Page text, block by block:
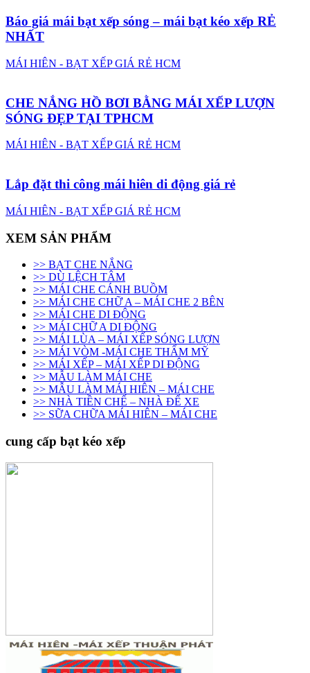
Báo giá mái bạt xếp sóng – mái bạt kéo xếp RẺ
NHẤT
MÁI HIÊN - BẠT XẾP GIÁ RẺ HCM
CHE NẮNG HỒ BƠI BẰNG MÁI XẾP LƯỢN
SÓNG ĐẸP TẠI TPHCM
MÁI HIÊN - BẠT XẾP GIÁ RẺ HCM
Lắp đặt thi công mái hiên di động giá rẻ
MÁI HIÊN - BẠT XẾP GIÁ RẺ HCM
XEM SẢN PHẨM
>> BẠT CHE NẮNG
>> DÙ LỆCH TÂM
>> MÁI CHE CÁNH BUỒM
>> MÁI CHE CHỮ A – MÁI CHE 2 BÊN
>> MÁI CHE DI ĐỘNG
>> MÁI CHỮ A DI ĐỘNG
>> MÁI LÙA – MÁI XẾP SÓNG LƯỢN
>> MÁI VÒM -MÁI CHE THẨM MỸ
>> MÁI XẾP – MÁI XẾP DI ĐỘNG
>> MẪU LÀM MÁI CHE
>> MẪU LÀM MÁI HIÊN – MÁI CHE
>> NHÀ TIỀN CHẾ – NHÀ ĐỂ XE
>> SỮA CHỮA MÁI HIÊN – MÁI CHE
cung cấp bạt kéo xếp